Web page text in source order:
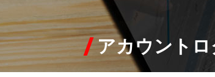
アカウント